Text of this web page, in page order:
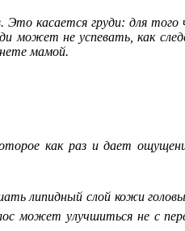
касается груди: для
не успевать, как
мамой.
как раз и дает
липидный слой кожи
может улучшиться не с